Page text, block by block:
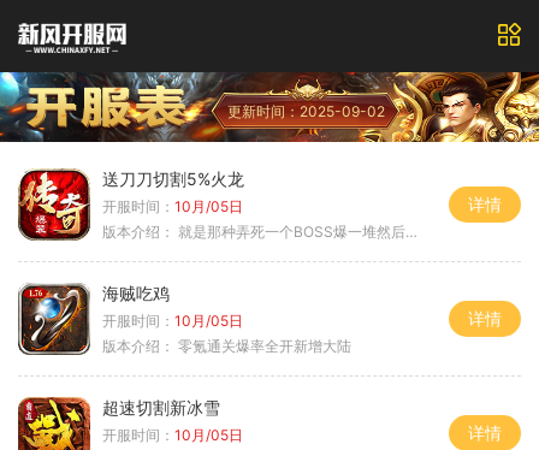
更新时间：2025-09-02
送刀刀切割5%火龙
开服时间： 10月/05日
版本介绍： 就是那种弄死一个BOSS爆一堆然后就起飞
详情
海贼吃鸡
开服时间： 10月/05日
版本介绍： 零氪通关爆率全开新增大陆
详情
超速切割新冰雪
开服时间： 10月/05日
详情